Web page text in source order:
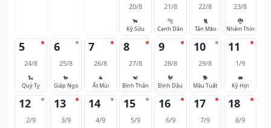
20/8
🐂
Kỷ Sửu
21/8
🐅
Canh Dần
22/8
🐈
Tân Mão
23/8
🐉
Nhâm Thìn
5
24/8
🐍
Quý Tỵ
6
25/8
🐎
Giáp Ngọ
7
26/8
🐐
Ất Mùi
8
27/8
🐒
Bính Thân
9
28/8
🐓
Đinh Dậu
10
29/8
🐕
Mậu Tuất
11
1/9
🐖
Kỷ Hợi
12
2/9
13
3/9
14
4/9
15
5/9
16
6/9
17
7/9
18
8/9